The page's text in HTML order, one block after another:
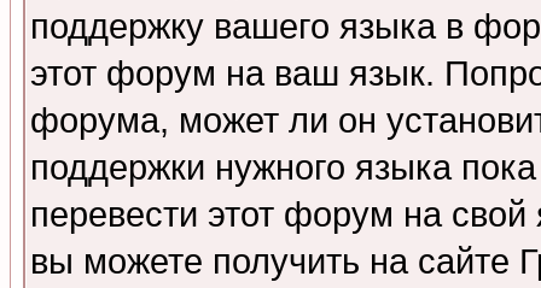
поддержку вашего языка в
этот форум на ваш язык.
форума, может ли он
поддержки нужного языка
перевести этот форум на
вы можете получить на сайте